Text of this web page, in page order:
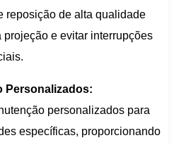
reposição de alta qualidade
e evitar interrupções
Personalizados:
personalizados para
específicas, proporcionando